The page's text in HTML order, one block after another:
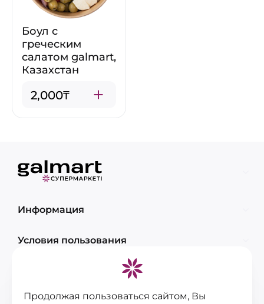
Боул с
греческим
салатом galmart,
Казахстан
2,000₸
Продолжая пользоваться сайтом, Вы
Информация
Условия пользования